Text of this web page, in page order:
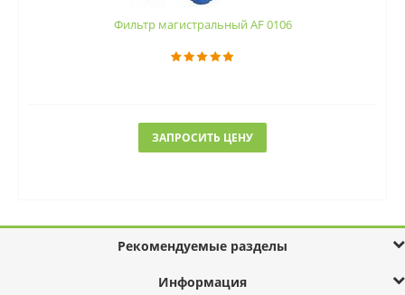
Фильтр магистральный AF 0106
ЗАПРОСИТЬ ЦЕНУ
Рекомендуемые разделы
Информация